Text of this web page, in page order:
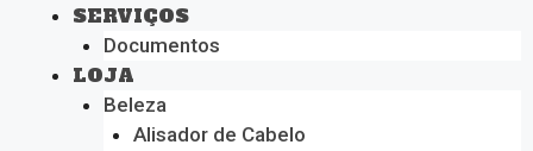
SERVIÇOS
Documentos
LOJA
Beleza
Alisador de Cabelo